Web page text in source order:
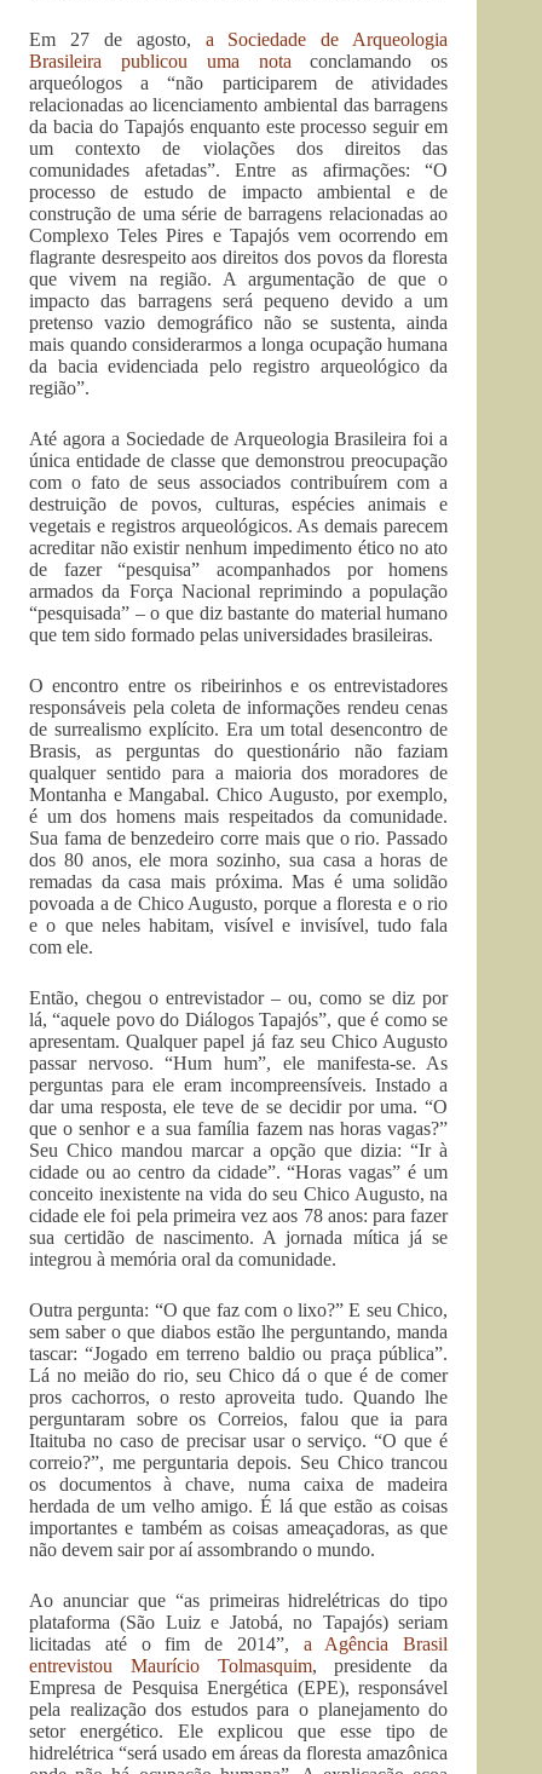
Em 27 de agosto, a Sociedade de Arqueologia
Brasileira publicou uma nota conclamando os
arqueólogos a “não participarem de atividades
relacionadas ao licenciamento ambiental das barragens
da bacia do Tapajós enquanto este processo seguir em
um contexto de violações dos direitos das
comunidades afetadas”. Entre as afirmações: “O
processo de estudo de impacto ambiental e de
construção de uma série de barragens relacionadas ao
Complexo Teles Pires e Tapajós vem ocorrendo em
flagrante desrespeito aos direitos dos povos da floresta
que vivem na região. A argumentação de que o
impacto das barragens será pequeno devido a um
pretenso vazio demográfico não se sustenta, ainda
mais quando considerarmos a longa ocupação humana
da bacia evidenciada pelo registro arqueológico da
região”.
Até agora a Sociedade de Arqueologia Brasileira foi a
única entidade de classe que demonstrou preocupação
com o fato de seus associados contribuírem com a
destruição de povos, culturas, espécies animais e
vegetais e registros arqueológicos. As demais parecem
acreditar não existir nenhum impedimento ético no ato
de fazer “pesquisa” acompanhados por homens
armados da Força Nacional reprimindo a população
“pesquisada” – o que diz bastante do material humano
que tem sido formado pelas universidades brasileiras.
O encontro entre os ribeirinhos e os entrevistadores
responsáveis pela coleta de informações rendeu cenas
de surrealismo explícito. Era um total desencontro de
Brasis, as perguntas do questionário não faziam
qualquer sentido para a maioria dos moradores de
Montanha e Mangabal. Chico Augusto, por exemplo,
é um dos homens mais respeitados da comunidade.
Sua fama de benzedeiro corre mais que o rio. Passado
dos 80 anos, ele mora sozinho, sua casa a horas de
remadas da casa mais próxima. Mas é uma solidão
povoada a de Chico Augusto, porque a floresta e o rio
e o que neles habitam, visível e invisível, tudo fala
com ele.
Então, chegou o entrevistador – ou, como se diz por
lá, “aquele povo do Diálogos Tapajós”, que é como se
apresentam. Qualquer papel já faz seu Chico Augusto
passar nervoso. “Hum hum”, ele manifesta-se. As
perguntas para ele eram incompreensíveis. Instado a
dar uma resposta, ele teve de se decidir por uma. “O
que o senhor e a sua família fazem nas horas vagas?”
Seu Chico mandou marcar a opção que dizia: “Ir à
cidade ou ao centro da cidade”. “Horas vagas” é um
conceito inexistente na vida do seu Chico Augusto, na
cidade ele foi pela primeira vez aos 78 anos: para fazer
sua certidão de nascimento. A jornada mítica já se
integrou à memória oral da comunidade.
Outra pergunta: “O que faz com o lixo?” E seu Chico,
sem saber o que diabos estão lhe perguntando, manda
tascar: “Jogado em terreno baldio ou praça pública”.
Lá no meião do rio, seu Chico dá o que é de comer
pros cachorros, o resto aproveita tudo. Quando lhe
perguntaram sobre os Correios, falou que ia para
Itaituba no caso de precisar usar o serviço. “O que é
correio?”, me perguntaria depois. Seu Chico trancou
os documentos à chave, numa caixa de madeira
herdada de um velho amigo. É lá que estão as coisas
importantes e também as coisas ameaçadoras, as que
não devem sair por aí assombrando o mundo.
Ao anunciar que “as primeiras hidrelétricas do tipo
plataforma (São Luiz e Jatobá, no Tapajós) seriam
licitadas até o fim de 2014”, a Agência Brasil
entrevistou Maurício Tolmasquim, presidente da
Empresa de Pesquisa Energética (EPE), responsável
pela realização dos estudos para o planejamento do
setor energético. Ele explicou que esse tipo de
hidrelétrica “será usado em áreas da floresta amazônica